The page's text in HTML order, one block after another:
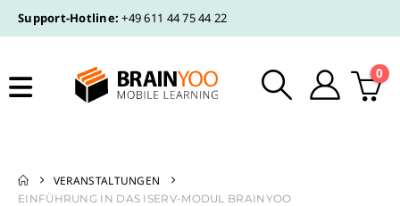
Support-Hotline: +49 611 44 75 44 22
0
VERANSTALTUNGEN
EINFÜHRUNG IN DAS ISERV-MODUL BRAINYOO